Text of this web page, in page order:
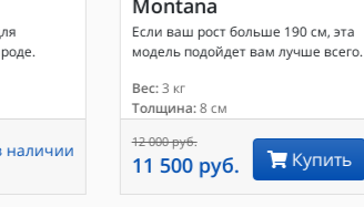
наличии
Если ваш рост больше 190 см, эта
модель подойдет вам лучше всего.
Вес:3 кг
Толщина:8 см
12 000 руб.
11 500 руб. Купить